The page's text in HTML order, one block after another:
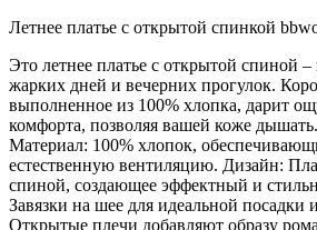
Летнее платье с открытой спинкой
Это летнее платье с открытой спиной
жарких дней и вечерних прогулок.
выполненное из 100% хлопка, дарит
комфорта, позволяя вашей коже
Материал: 100% хлопок,
естественную вентиляцию. Дизайн:
спиной, создающее эффектный и
Завязки на шее для идеальной посадки
Открытые плечи добавляют образу